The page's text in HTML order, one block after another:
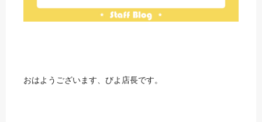
おはようございます、びよ店長です。